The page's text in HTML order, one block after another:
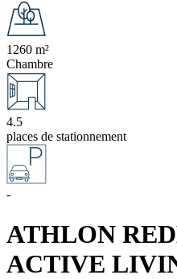
1260 m²
Chambre
4.5
places de stationnement
-
ATHLON
ACTIVE